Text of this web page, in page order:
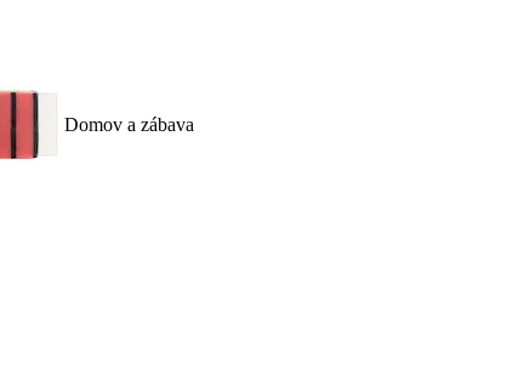
Domov a zábava